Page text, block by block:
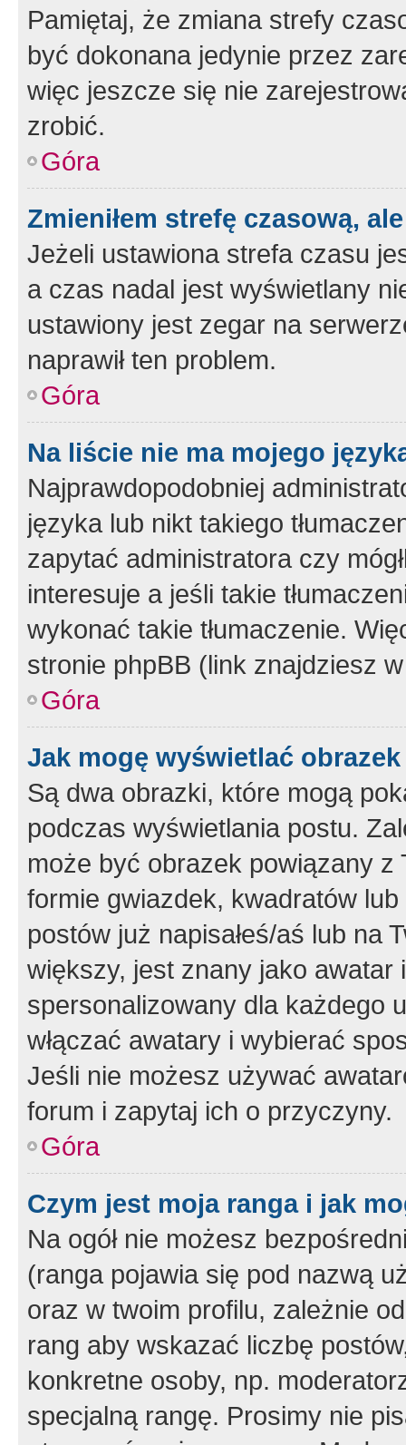
Pamiętaj, że zmiana strefy
być dokonana jedynie przez
więc jeszcze się nie
zrobić.
Góra
Zmieniłem strefę czasową,
Jeżeli ustawiona strefa czasu
a czas nadal jest wyświetlany
ustawiony jest zegar na
naprawił ten problem.
Góra
Na liście nie ma mojego
Najprawdopodobniej
języka lub nikt takiego
zapytać administratora czy
interesuje a jeśli takie
wykonać takie tłumaczenie.
stronie phpBB (link znajdziesz
Góra
Jak mogę wyświetlać
Są dwa obrazki, które mogą
podczas wyświetlania postu.
może być obrazek powiązany z
formie gwiazdek, kwadratów
postów już napisałeś/aś lub na
większy, jest znany jako
spersonalizowany dla każdego
włączać awatary i wybierać
Jeśli nie możesz używać
forum i zapytaj ich o przyczyny.
Góra
Czym jest moja ranga i jak
Na ogół nie możesz
(ranga pojawia się pod nazwą
oraz w twoim profilu, zależnie
rang aby wskazać liczbę
konkretne osoby, np.
specjalną rangę. Prosimy nie